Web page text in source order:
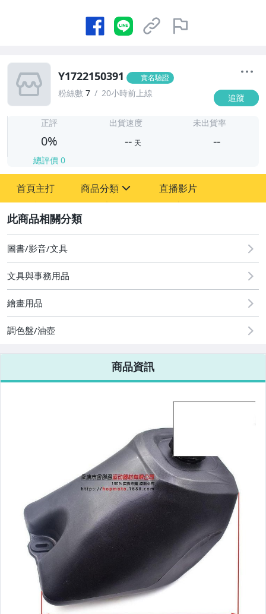
Y1722150391 實名驗證
粉絲數 7 20小時前上線 追蹤
正評
0%
總評價 0
出貨速度
-- 天
未出貨率
--
首頁主打 商品分類
圖書/影音/文具
古董、藝術與礦石
手機、配件與通訊
美容保養與彩妝
電腦、平板與周邊
居家、家具與園藝
玩具、模型與公仔
男性精品與服飾
女裝與服飾配件
偶像、球員卡與郵幣
手錶與飾品配件
直播影片
圖書/影音/文具
文具與事務用品
繪畫用品
調色盤/油壺
商品資訊